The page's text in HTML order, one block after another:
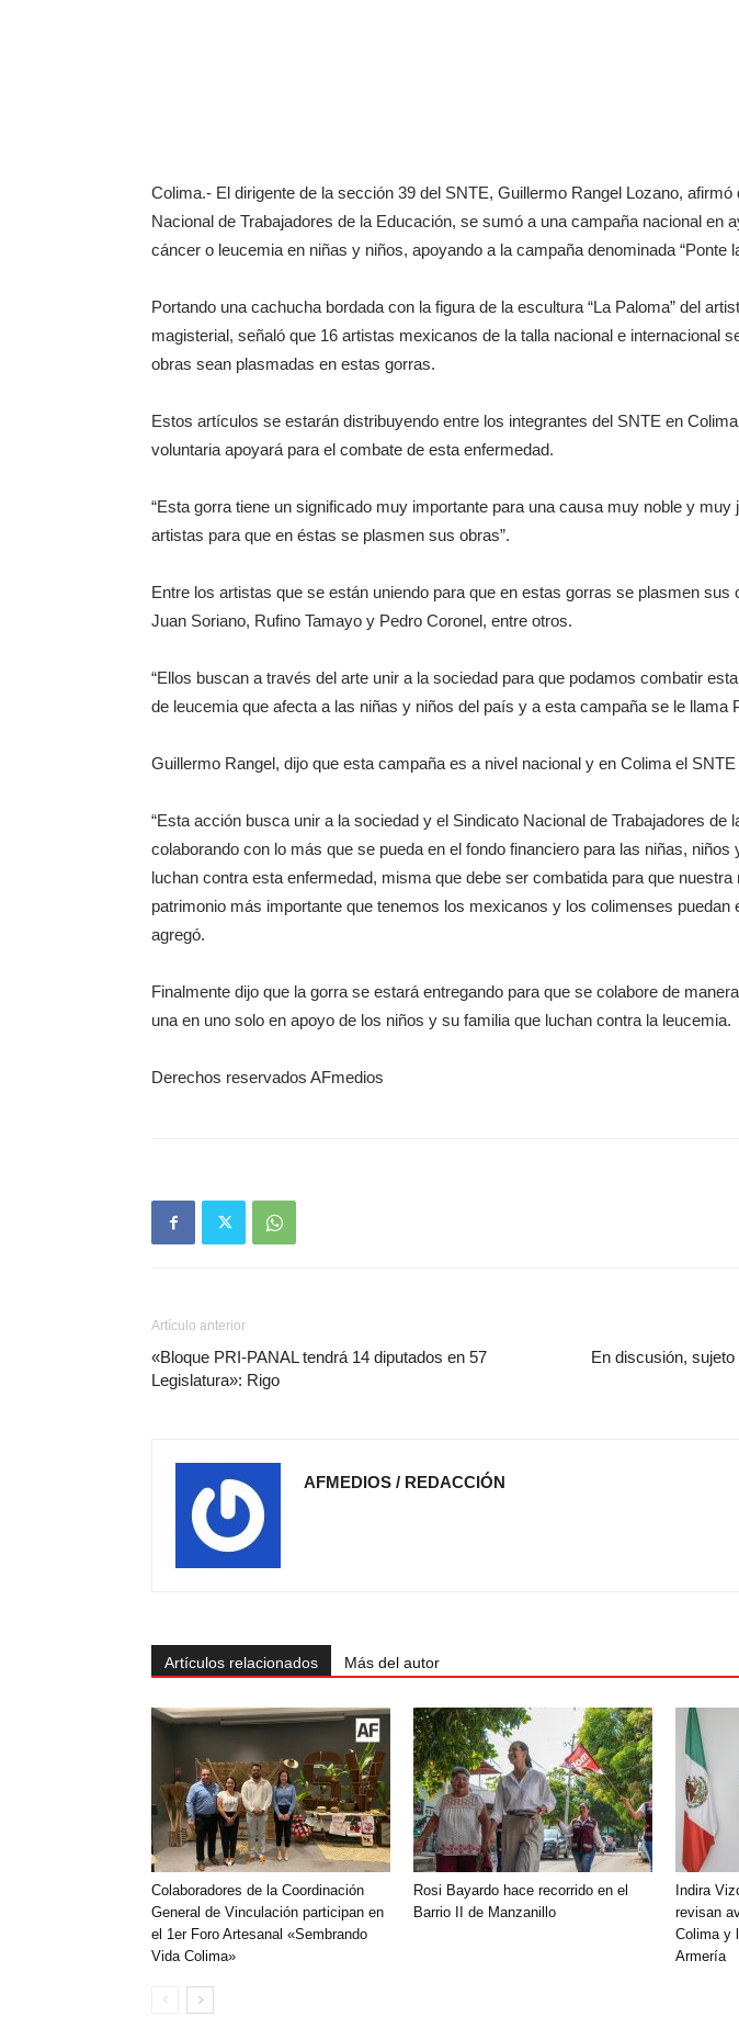
Colima.- El dirigente de la sección 39 del SNTE, Guillermo Rangel Lozano, afirmó
Nacional de Trabajadores de la Educación, se sumó a una campaña nacional en
cáncer o leucemia en niñas y niños, apoyando a la campaña denominada “Ponte
Portando una cachucha bordada con la figura de la escultura “La Paloma” del
magisterial, señaló que 16 artistas mexicanos de la talla nacional e internacional
obras sean plasmadas en estas gorras.
Estos artículos se estarán distribuyendo entre los integrantes del SNTE en
voluntaria apoyará para el combate de esta enfermedad.
“Esta gorra tiene un significado muy importante para una causa muy noble y muy
artistas para que en éstas se plasmen sus obras”.
Entre los artistas que se están uniendo para que en estas gorras se plasmen sus
Juan Soriano, Rufino Tamayo y Pedro Coronel, entre otros.
“Ellos buscan a través del arte unir a la sociedad para que podamos combatir
de leucemia que afecta a las niñas y niños del país y a esta campaña se le llama
Guillermo Rangel, dijo que esta campaña es a nivel nacional y en Colima el
“Esta acción busca unir a la sociedad y el Sindicato Nacional de Trabajadores de
colaborando con lo más que se pueda en el fondo financiero para las niñas, niños
luchan contra esta enfermedad, misma que debe ser combatida para que nuestra
patrimonio más importante que tenemos los mexicanos y los colimenses puedan
agregó.
Finalmente dijo que la gorra se estará entregando para que se colabore de
una en uno solo en apoyo de los niños y su familia que luchan contra la leucemia.
Derechos reservados AFmedios
Artículo anterior
«Bloque PRI-PANAL tendrá 14 diputados en 57
Legislatura»: Rigo
En discusión,
AFMEDIOS / REDACCIÓN
Artículos relacionados Más del autor
Colaboradores de la Coordinación
General de Vinculación participan en
el 1er Foro Artesanal «Sembrando
Vida Colima»
Rosi Bayardo hace recorrido en el
Barrio II de Manzanillo
Indira
revisan
Colima y
Armería